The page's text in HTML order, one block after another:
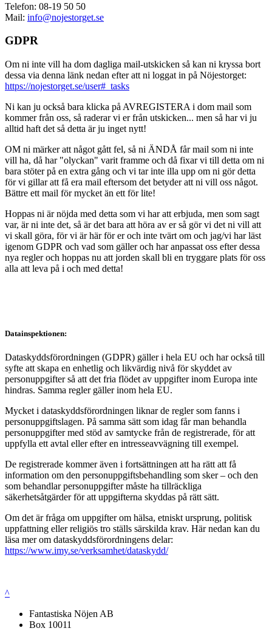
Telefon: 08-19 50 50
Mail: info@nojestorget.se
GDPR
Om ni inte vill ha dom dagliga mail-utskicken så kan ni kryssa bort
dessa via denna länk nedan efter att ni loggat in på Nöjestorget:
https://nojestorget.se/user#_tasks
Ni kan ju också bara klicka på AVREGISTERA i dom mail som
kommer från oss, så raderar vi er från utskicken... men så har vi ju
alltid haft det så detta är ju inget nytt!
OM ni märker att något gått fel, så ni ÄNDÅ får mail som ni inte
vill ha, då har "olyckan" varit framme och då fixar vi till detta om ni
bara stöter på en extra gång och vi tar inte illa upp om ni gör detta
för vi gillar att få era mail eftersom det betyder att ni vill oss något.
Bättre ett mail för mycket än ett för lite!
Hoppas ni är nöjda med detta som vi har att erbjuda, men som sagt
var, är ni inte det, så är det bara att höra av er så gör vi det ni vill att
vi skall göra, för vi är här för er och inte tvärt om och jag/vi har läst
igenom GDPR och vad som gäller och har anpassat oss efter dessa
nya regler och hoppas nu att jorden skall bli en tryggare plats för oss
alla att leva på i och med detta!
Datainspektionen:
Dataskyddsförordningen (GDPR) gäller i hela EU och har också till
syfte att skapa en enhetlig och likvärdig nivå för skyddet av
personuppgifter så att det fria flödet av uppgifter inom Europa inte
hindras. Samma regler gäller inom hela EU.
Mycket i dataskyddsförordningen liknar de regler som fanns i
personuppgiftslagen. På samma sätt som idag får man behandla
personuppgifter med stöd av samtycke från de registrerade, för att
uppfylla ett avtal eller efter en intresseavvägning till exempel.
De registrerade kommer även i fortsättningen att ha rätt att få
information om den personuppgiftsbehandling som sker – och den
som behandlar personuppgifter måste ha tillräckliga
säkerhetsåtgärder för att uppgifterna skyddas på rätt sätt.
Om det är fråga om uppgifter om hälsa, etniskt ursprung, politisk
uppfattning eller religiös tro ställs särskilda krav. Här nedan kan du
läsa mer om dataskyddsförordningens delar:
https://www.imy.se/verksamhet/dataskydd/
^
Fantastiska Nöjen AB
Box 10011